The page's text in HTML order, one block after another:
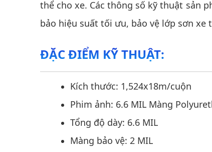
thể cho xe. Các thông số kỹ thuật sản
bảo hiệu suất tối ưu, bảo vệ lớp sơn xe
ĐẶC ĐIỂM KỸ THUẬT:
Kích thước: 1,524x18m/cuộn
Phim ảnh: 6.6 MIL Màng
Tổng độ dày: 6.6 MIL
Màng bảo vệ: 2 MIL